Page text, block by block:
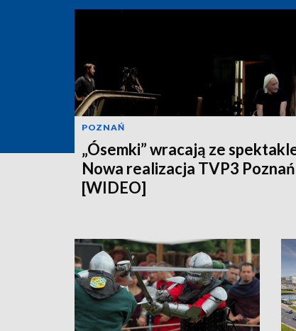
POZNAŃ
„Ósemki” wracają ze
Nowa realizacja TVP3 Poznań
[WIDEO]